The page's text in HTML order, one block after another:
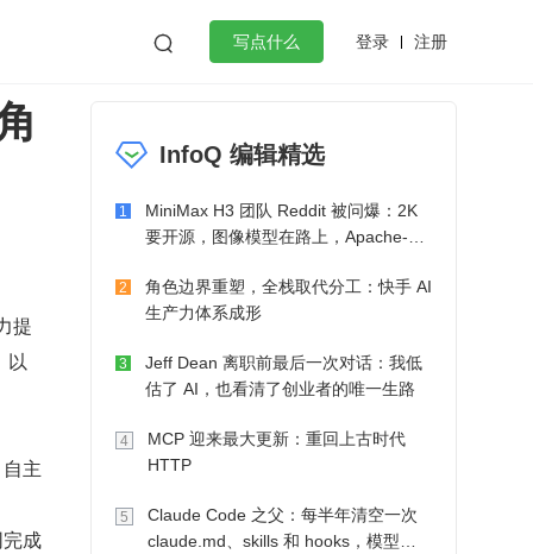
 写点什么 登录 注册
作
微服务架构 flutter
提
以
主
成
InfoQ 编辑精选
1
MiniMax H3 团队 Reddit 被问爆：2K
要开源，图像模型在路上，Apache-2.0
2
角色边界重塑，全栈取代分工：快手 AI
生产力体系成形
3
Jeff Dean 离职前最后一次对话：我低
估了 AI，也看清了创业者的唯一生路
4
MCP 迎来最大更新：重回上古时代
HTTP
5
Claude Code 之父：每半年清空一次
claude.md、skills 和 hooks，模型自